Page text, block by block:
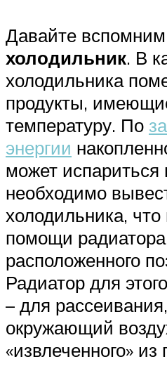
Давайте
холодильник. В
холодильника
продукты,
температуру. По
энергии
может испариться
необходимо
холодильника,
помощи
расположенного
Радиатор для
– для
окружающий
«извлеченного» из